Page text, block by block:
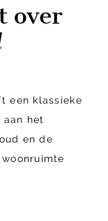
over
een klassieke
het
en de